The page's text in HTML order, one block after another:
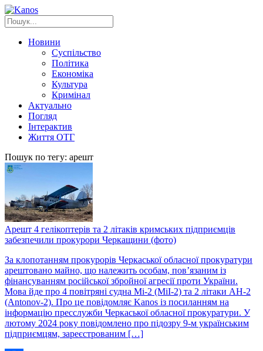
Новини
Суспільство
Політика
Економіка
Культура
Кримінал
Актуально
Погляд
Інтерактив
Життя ОТГ
Пошук по тегу: арешт
Арешт 4 гелікоптерів та 2 літаків кримських підприємців
забезпечили прокурори Черкащини (фото)
За клопотанням прокурорів Черкаської обласної прокуратури
арештовано майно, що належить особам, пов’язаним із
фінансуванням російської збройної агресії проти України.
Мова йде про 4 повітряні судна Мі-2 (МіІ-2) та 2 літаки АН-2
(Antonov-2). Про це повідомляє Kanos із посиланням на
інформацію пресслужби Черкаської обласної прокуратури. У
лютому 2024 року повідомлено про підозру 9-м українським
підприємцям, зареєстрованим […]